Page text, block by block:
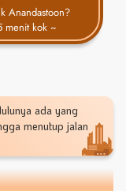
Anandastoon?
menit kok ~
ada yang
menutup jalan